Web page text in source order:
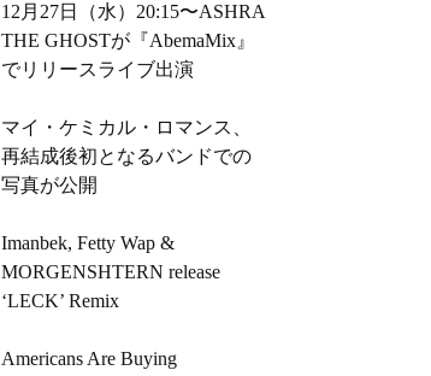
12月27日（水）20:15〜ASHRA
THE GHOSTが『AbemaMix』
でリリースライブ出演
マイ・ケミカル・ロマンス、
再結成後初となるバンドでの
写真が公開
Imanbek, Fetty Wap &
MORGENSHTERN release
‘LECK’ Remix
Americans Are Buying